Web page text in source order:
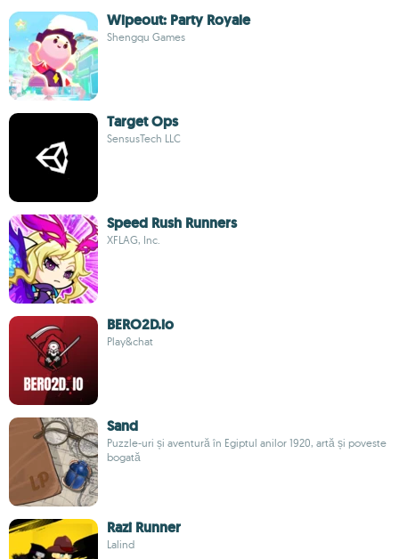
Wipeout: Party Royale
Shengqu Games
Target Ops
SensusTech LLC
Speed Rush Runners
XFLAG, Inc.
BERO2D.io
Play&chat
Sand
Puzzle-uri și aventură în Egiptul anilor 1920, artă și poveste
bogată
Razi Runner
Lalind